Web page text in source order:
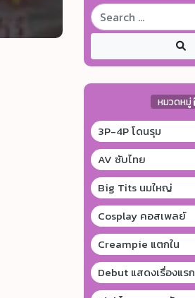
หมวดหมู่
3P-4P โดนรุม
AV ซับไทย
Big Tits นมใหญ่
Cosplay คอสเพลย์
Creampie แตกใน
Debut แสดงเรื่องแรก